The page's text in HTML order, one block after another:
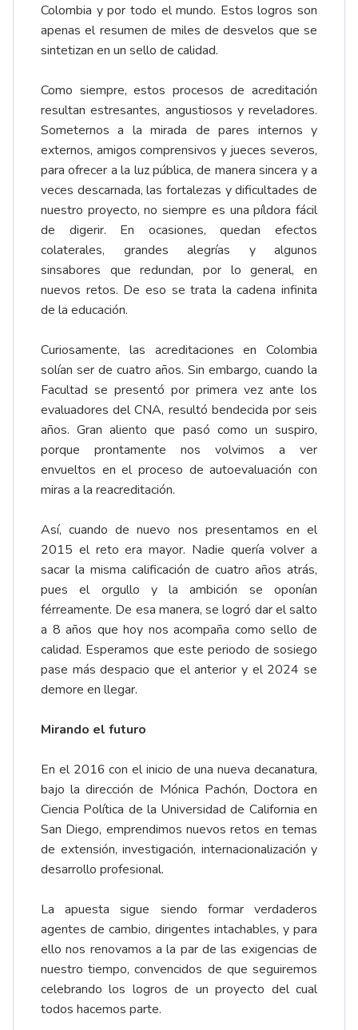
Colombia y por todo el mundo. Estos logros son
apenas el resumen de miles de desvelos que se
sintetizan en un sello de calidad.
Como siempre, estos procesos de acreditación
resultan estresantes, angustiosos y reveladores.
Someternos a la mirada de pares internos y
externos, amigos comprensivos y jueces severos,
para ofrecer a la luz pública, de manera sincera y a
veces descarnada, las fortalezas y dificultades de
nuestro proyecto, no siempre es una píldora fácil
de digerir. En ocasiones, quedan efectos
colaterales, grandes alegrías y algunos
sinsabores que redundan, por lo general, en
nuevos retos. De eso se trata la cadena infinita
de la educación.
Curiosamente, las acreditaciones en Colombia
solían ser de cuatro años. Sin embargo, cuando la
Facultad se presentó por primera vez ante los
evaluadores del CNA, resultó bendecida por seis
años. Gran aliento que pasó como un suspiro,
porque prontamente nos volvimos a ver
envueltos en el proceso de autoevaluación con
miras a la reacreditación.
Así, cuando de nuevo nos presentamos en el
2015 el reto era mayor. Nadie quería volver a
sacar la misma calificación de cuatro años atrás,
pues el orgullo y la ambición se oponían
férreamente. De esa manera, se logró dar el salto
a 8 años que hoy nos acompaña como sello de
calidad. Esperamos que este periodo de sosiego
pase más despacio que el anterior y el 2024 se
demore en llegar.
Mirando el futuro
En el 2016 con el inicio de una nueva decanatura,
bajo la dirección de Mónica Pachón, Doctora en
Ciencia Política de la Universidad de California en
San Diego, emprendimos nuevos retos en temas
de extensión, investigación, internacionalización y
desarrollo profesional.
La apuesta sigue siendo formar verdaderos
agentes de cambio, dirigentes intachables, y para
ello nos renovamos a la par de las exigencias de
nuestro tiempo, convencidos de que seguiremos
celebrando los logros de un proyecto del cual
todos hacemos parte.